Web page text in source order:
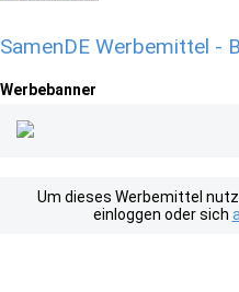
SamenDE Werbemittel -
Werbebanner
Um dieses Werbemittel
einloggen oder sich